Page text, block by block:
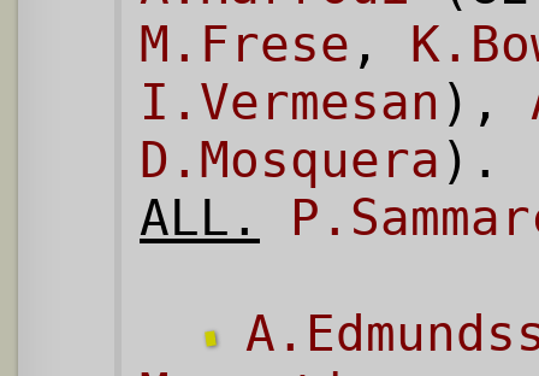
M.Frese ,
I.Vermesan ),
D.Mosquera ).
ALL.